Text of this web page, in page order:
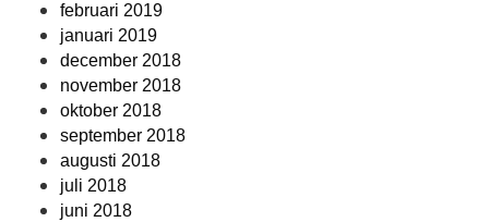
februari 2019
januari 2019
december 2018
november 2018
oktober 2018
september 2018
augusti 2018
juli 2018
juni 2018